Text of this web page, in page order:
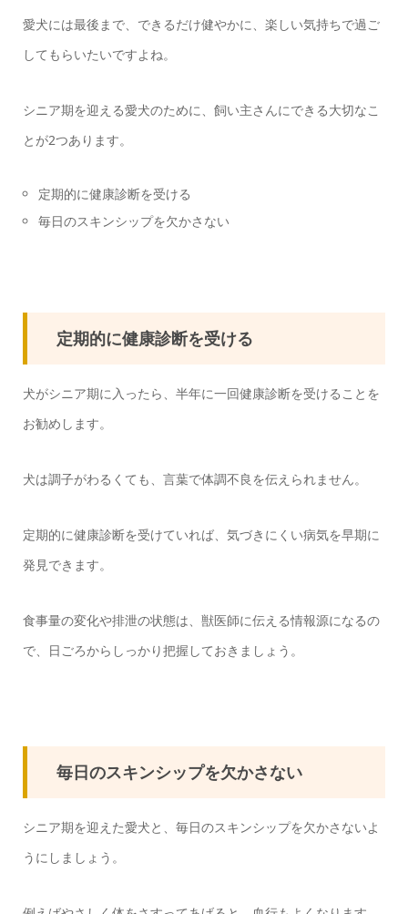
愛犬には最後まで、できるだけ健やかに、楽しい気持ちで過ご
してもらいたいですよね。
シニア期を迎える愛犬のために、飼い主さんにできる大切なこ
とが2つあります。
定期的に健康診断を受ける
毎日のスキンシップを欠かさない
定期的に健康診断を受ける
犬がシニア期に入ったら、半年に一回健康診断を受けることを
お勧めします。
犬は調子がわるくても、言葉で体調不良を伝えられません。
定期的に健康診断を受けていれば、気づきにくい病気を早期に
発見できます。
食事量の変化や排泄の状態は、獣医師に伝える情報源になるの
で、日ごろからしっかり把握しておきましょう。
毎日のスキンシップを欠かさない
シニア期を迎えた愛犬と、毎日のスキンシップを欠かさないよ
うにしましょう。